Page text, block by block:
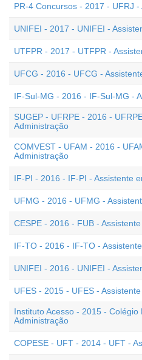
PR-4 Concursos - 2017 - UFRJ
UNIFEI - 2017 - UNIFEI -
UTFPR - 2017 - UTFPR -
UFCG - 2016 - UFCG -
IF-Sul-MG - 2016 - IF-Sul-MG -
SUGEP - UFRPE - 2016 -
Administração
COMVEST - UFAM - 2016 -
Administração
IF-PI - 2016 - IF-PI - Assistente
UFMG - 2016 - UFMG -
CESPE - 2016 - FUB -
IF-TO - 2016 - IF-TO -
UNIFEI - 2016 - UNIFEI -
UFES - 2015 - UFES -
Instituto Acesso - 2015 - Colégio
Administração
COPESE - UFT - 2014 - UFT -